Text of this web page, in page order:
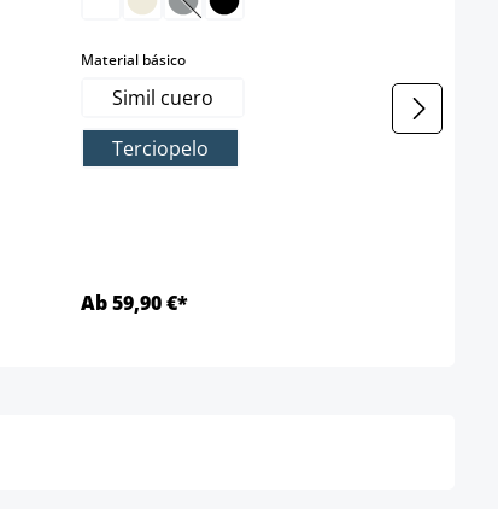
(Esta opción no está disponible en
Material básicoselect
Simil cuero
Terciopelo
Ab 59,90 €*